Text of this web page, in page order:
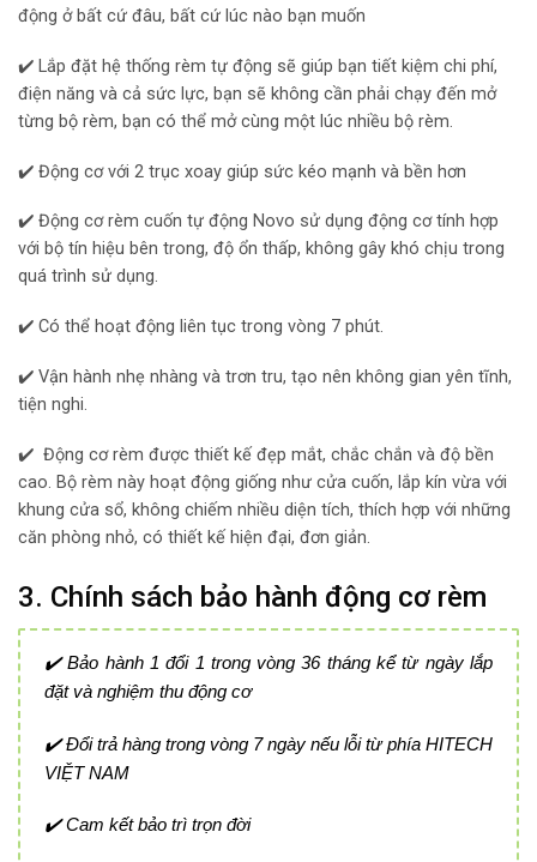
động ở bất cứ đâu, bất cứ lúc nào bạn muốn
✔️ Lắp đặt hệ thống rèm tự động sẽ giúp bạn tiết kiệm chi phí,
điện năng và cả sức lực, bạn sẽ không cần phải chạy đến mở
từng bộ rèm, bạn có thể mở cùng một lúc nhiều bộ rèm.
✔️ Động cơ với 2 trục xoay giúp sức kéo mạnh và bền hơn
✔️ Động cơ rèm cuốn tự động Novo sử dụng động cơ tính hợp
với bộ tín hiệu bên trong, độ ổn thấp, không gây khó chịu trong
quá trình sử dụng.
✔️ Có thể hoạt động liên tục trong vòng 7 phút.
✔️ Vận hành nhẹ nhàng và trơn tru, tạo nên không gian yên tĩnh,
tiện nghi.
✔️ Động cơ rèm được thiết kế đẹp mắt, chắc chắn và độ bền
cao. Bộ rèm này hoạt động giống như cửa cuốn, lắp kín vừa với
khung cửa sổ, không chiếm nhiều diện tích, thích hợp với những
căn phòng nhỏ, có thiết kế hiện đại, đơn giản.
3. Chính sách bảo hành động cơ rèm
✔️ Bảo hành 1 đổi 1 trong vòng 36 tháng kể từ ngày lắp
đặt và nghiệm thu động cơ
✔️ Đổi trả hàng trong vòng 7 ngày nếu lỗi từ phía HITECH
VIỆT NAM
✔️ Cam kết bảo trì trọn đời